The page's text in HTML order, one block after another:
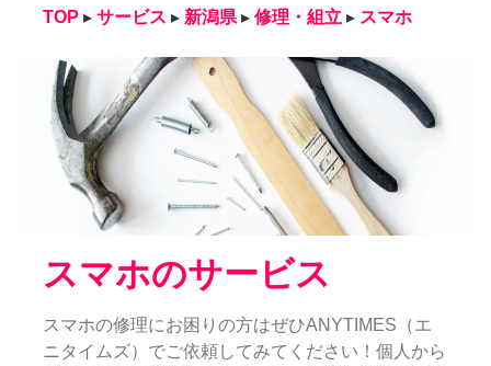
TOP ▸ サービス ▸ 新潟県 ▸ 修理・組立 ▸ スマホ
スマホのサービス
スマホの修理にお困りの方はぜひANYTIMES（エ
ニタイムズ）でご依頼してみてください！個人から